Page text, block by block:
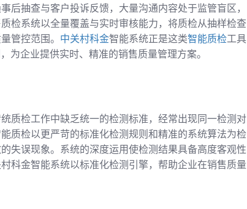
后抽查与客户投诉反馈，大量沟通内容处于监管盲区，
检系统以全量覆盖与实时审核能力，将质检从抽样检查
管控范围。 中关村科金智能系统正是这类智能质检工具
为企业提供实时、精准的销售质量管理方案。
质检工作中缺乏统一的检测标准，经常出现同一检测对
质检以更严苛的标准化检测规则和精准的系统算法为检
失误现象。系统的深度运用使检测结果具备高度客观性
科金智能系统以标准化检测引擎，帮助企业在销售质量